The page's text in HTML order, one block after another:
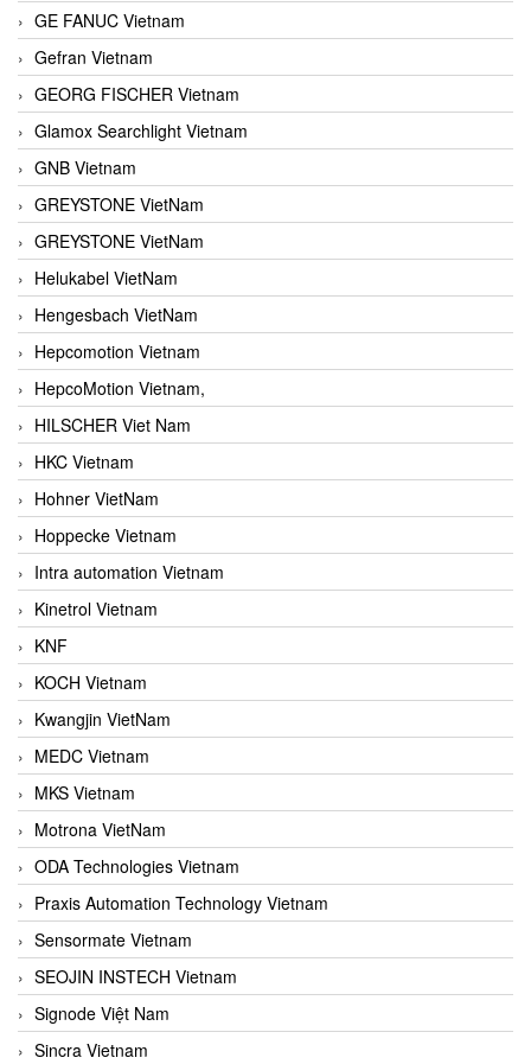
GE FANUC Vietnam
Gefran Vietnam
GEORG FISCHER Vietnam
Glamox Searchlight Vietnam
GNB Vietnam
GREYSTONE VietNam
GREYSTONE VietNam
Helukabel VietNam
Hengesbach VietNam
Hepcomotion Vietnam
HepcoMotion Vietnam,
HILSCHER Viet Nam
HKC Vietnam
Hohner VietNam
Hoppecke Vietnam
Intra automation Vietnam
Kinetrol Vietnam
KNF
KOCH Vietnam
Kwangjin VietNam
MEDC Vietnam
MKS Vietnam
Motrona VietNam
ODA Technologies Vietnam
Praxis Automation Technology Vietnam
Sensormate Vietnam
SEOJIN INSTECH Vietnam
Signode Việt Nam
Sincra Vietnam